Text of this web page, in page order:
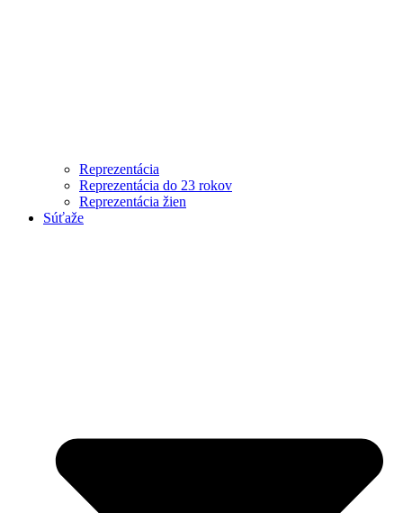
Reprezentácia
Reprezentácia do 23 rokov
Reprezentácia žien
Súťaže